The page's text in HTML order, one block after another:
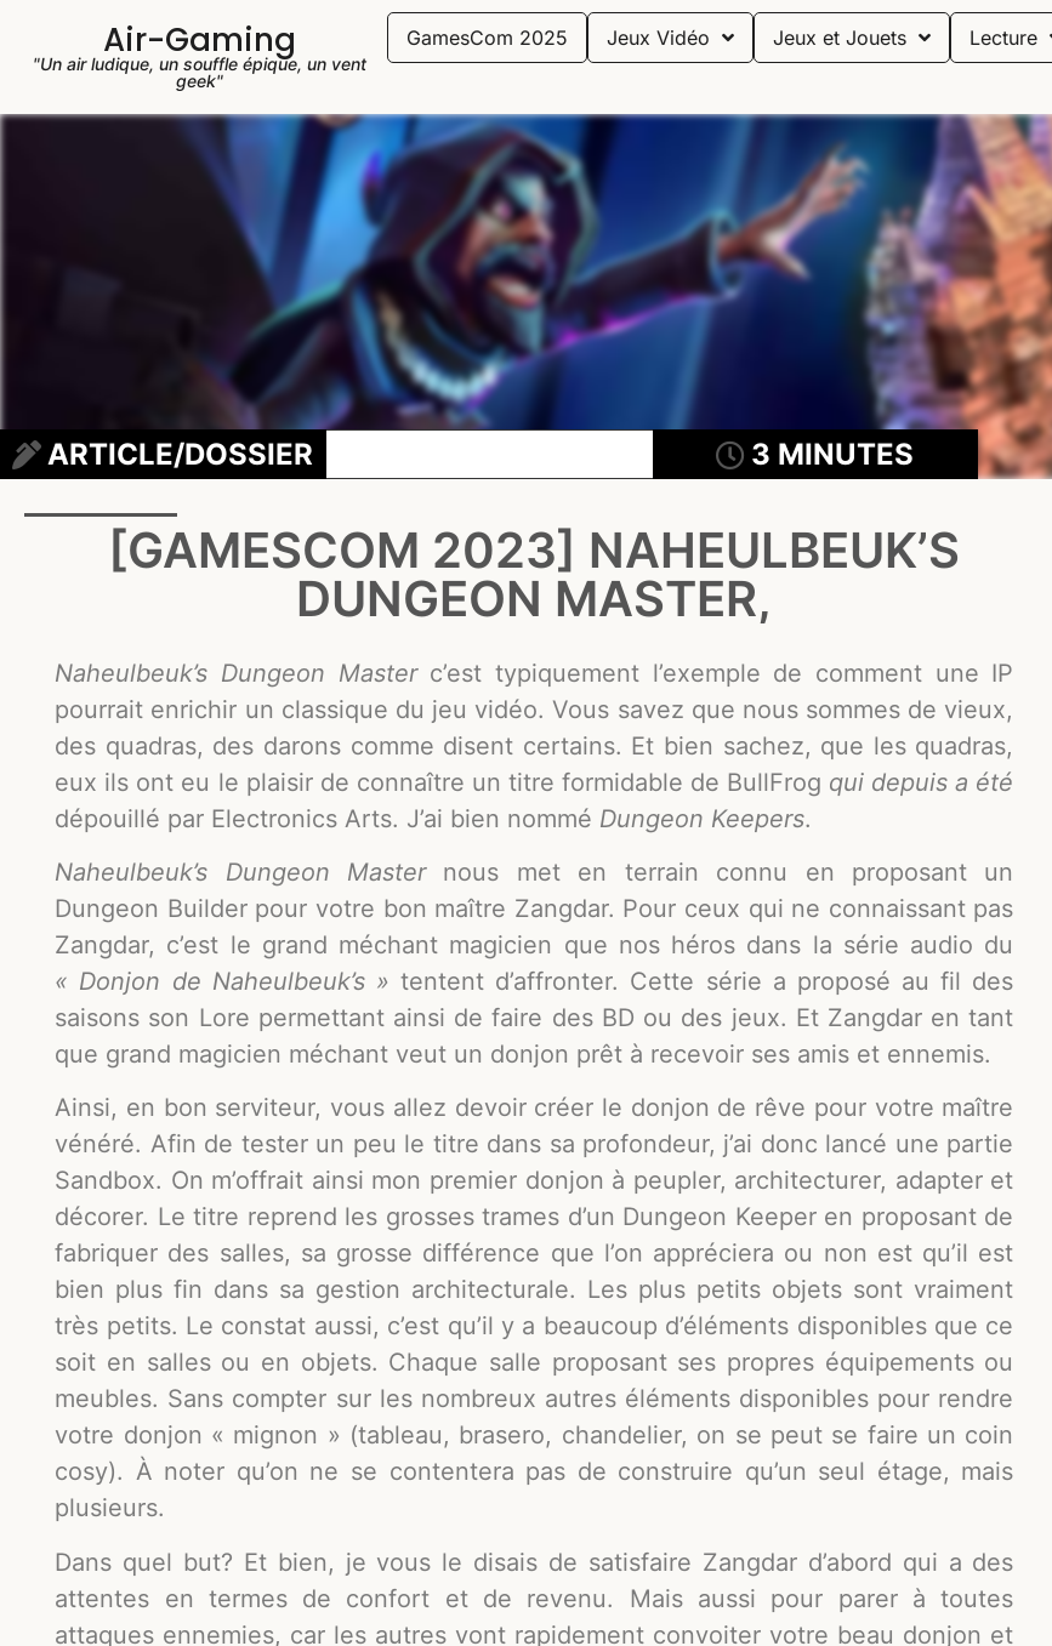
Air-Gaming
"Un air ludique, un souffle épique, un vent
geek"
GamesCom 2025 Jeux Vidéo Jeux et Jouets Lecture
ARTICLE/DOSSIER 3 MINUTES
[GAMESCOM 2023] NAHEULBEUK’S
DUNGEON MASTER,
Naheulbeuk’s Dungeon Master c’est typiquement l’exemple de comment une IP
pourrait enrichir un classique du jeu vidéo. Vous savez que nous sommes de vieux,
des quadras, des darons comme disent certains. Et bien sachez, que les quadras,
eux ils ont eu le plaisir de connaître un titre formidable de BullFrog qui depuis a été
dépouillé par Electronics Arts. J’ai bien nommé Dungeon Keepers.
Naheulbeuk’s Dungeon Master nous met en terrain connu en proposant un
Dungeon Builder pour votre bon maître Zangdar. Pour ceux qui ne connaissant pas
Zangdar, c’est le grand méchant magicien que nos héros dans la série audio du
« Donjon de Naheulbeuk’s »tentent d’affronter. Cette série a proposé au fil des
saisons son Lore permettant ainsi de faire des BD ou des jeux. Et Zangdar en tant
que grand magicien méchant veut un donjon prêt à recevoir ses amis et ennemis.
Ainsi, en bon serviteur, vous allez devoir créer le donjon de rêve pour votre maître
vénéré. Afin de tester un peu le titre dans sa profondeur, j’ai donc lancé une partie
Sandbox. On m’offrait ainsi mon premier donjon à peupler, architecturer, adapter et
décorer. Le titre reprend les grosses trames d’un Dungeon Keeper en proposant de
fabriquer des salles, sa grosse différence que l’on appréciera ou non est qu’il est
bien plus fin dans sa gestion architecturale. Les plus petits objets sont vraiment
très petits. Le constat aussi, c’est qu’il y a beaucoup d’éléments disponibles que ce
soit en salles ou en objets. Chaque salle proposant ses propres équipements ou
meubles. Sans compter sur les nombreux autres éléments disponibles pour rendre
votre donjon « mignon » (tableau, brasero, chandelier, on se peut se faire un coin
cosy). À noter qu’on ne se contentera pas de construire qu’un seul étage, mais
plusieurs.
Dans quel but? Et bien, je vous le disais de satisfaire Zangdar d’abord qui a des
attentes en termes de confort et de revenu. Mais aussi pour parer à toutes
attaques ennemies, car les autres vont rapidement convoiter votre beau donjon et